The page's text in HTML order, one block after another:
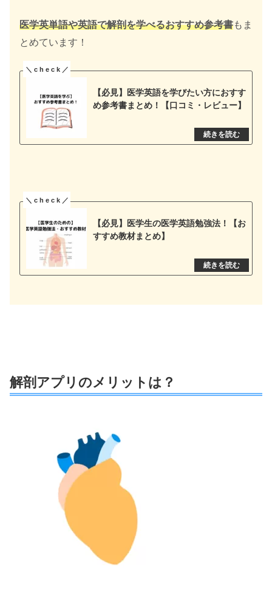
医学英単語や英語で解剖を学べるおすすめ参考書もま
とめています！
【必見】医学英語を学びたい方におすす
め参考書まとめ！【口コミ・レビュー】
【必見】医学生の医学英語勉強法！【お
すすめ教材まとめ】
解剖アプリのメリットは？